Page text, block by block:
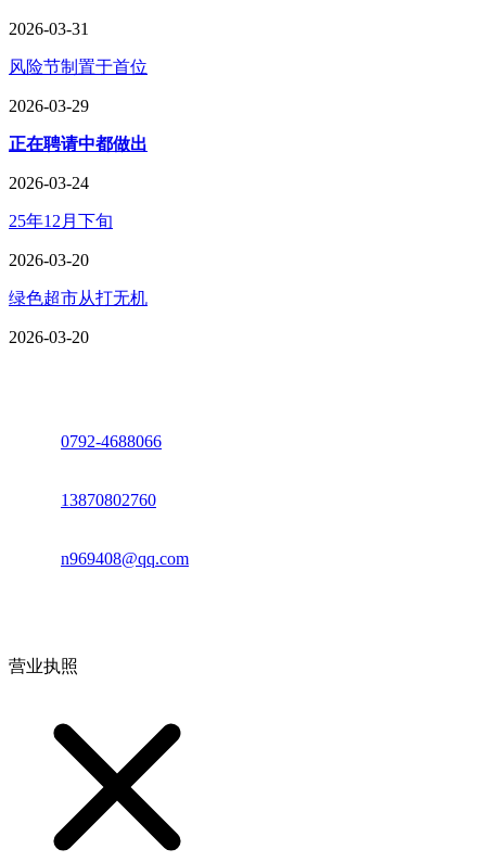
2026-03-31
风险节制置于首位
2026-03-29
正在聘请中都做出
2026-03-24
25年12月下旬
2026-03-20
绿色超市从打无机
2026-03-20
0792-4688066
13870802760
n969408@qq.com
营业执照